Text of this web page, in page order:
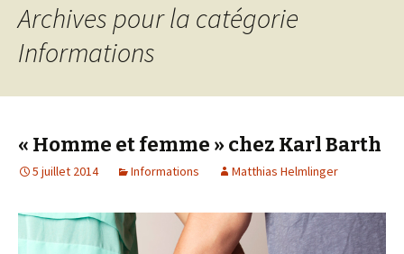
Archives pour la catégorie
Informations
« Homme et femme » chez Karl Barth
5 juillet 2014 Informations Matthias Helmlinger